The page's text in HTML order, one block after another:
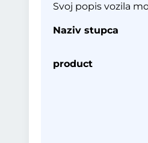
Svoj popis vozila
Naziv stupca
product